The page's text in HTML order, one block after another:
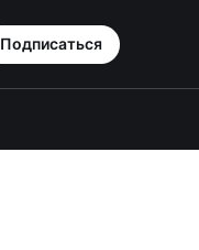
Подписаться